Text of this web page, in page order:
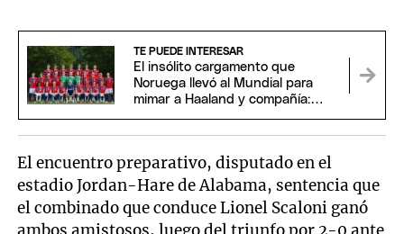
TE PUEDE INTERESAR
El insólito cargamento que
Noruega llevó al Mundial para
mimar a Haaland y compañía:
El encuentro preparativo, disputado en el
estadio Jordan-Hare de Alabama, sentencia que
el combinado que conduce Lionel Scaloni ganó